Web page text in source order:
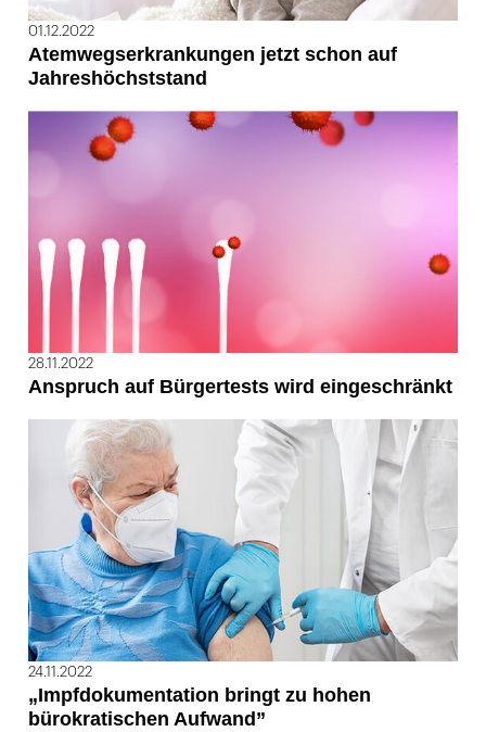
01.12.2022
Atemwegserkrankungen jetzt schon auf
Jahreshöchststand
28.11.2022
Anspruch auf Bürgertests wird eingeschränkt
24.11.2022
„Impfdokumentation bringt zu hohen
bürokratischen Aufwand”